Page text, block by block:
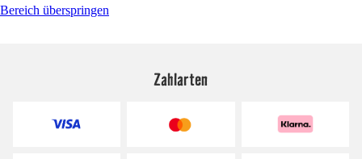
Bereich überspringen
Zahlarten